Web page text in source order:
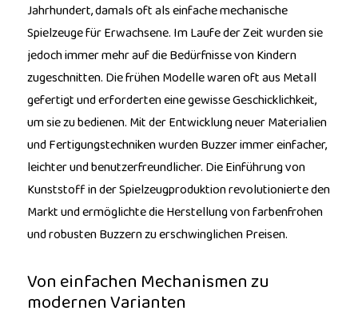
Jahrhundert, damals oft als einfache mechanische
Spielzeuge für Erwachsene. Im Laufe der Zeit wurden sie
jedoch immer mehr auf die Bedürfnisse von Kindern
zugeschnitten. Die frühen Modelle waren oft aus Metall
gefertigt und erforderten eine gewisse Geschicklichkeit,
um sie zu bedienen. Mit der Entwicklung neuer Materialien
und Fertigungstechniken wurden Buzzer immer einfacher,
leichter und benutzerfreundlicher. Die Einführung von
Kunststoff in der Spielzeugproduktion revolutionierte den
Markt und ermöglichte die Herstellung von farbenfrohen
und robusten Buzzern zu erschwinglichen Preisen.
Von einfachen Mechanismen zu
modernen Varianten